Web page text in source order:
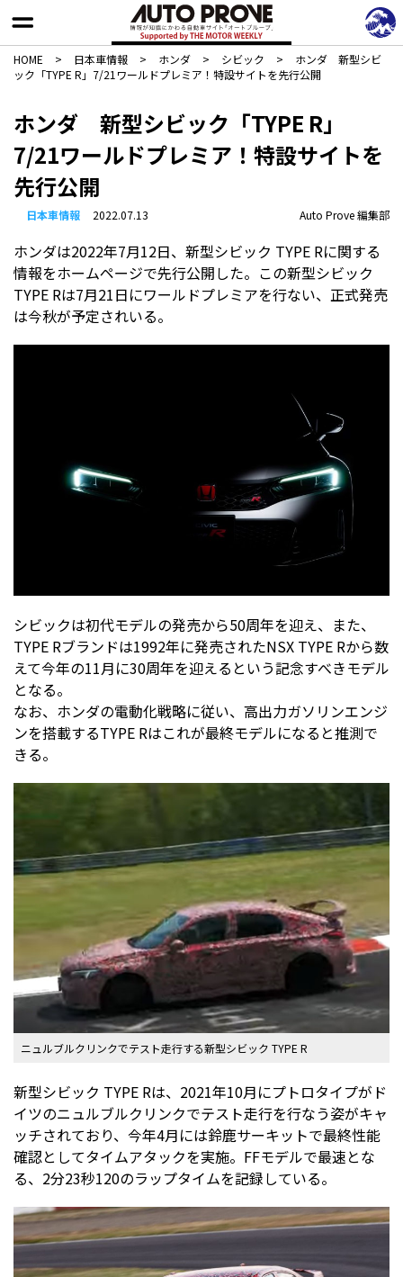
HOME > 日本車情報​ > ホンダ > シビック >
ホンダ 新型シビ
ック「TYPE R」7/21ワールドプレミア！特設サイトを先行公開
ホンダ 新型シビック「TYPE R」
7/21ワールドプレミア！特設サイトを
先行公開
日本車情報​ 2022.07.13 Auto Prove 編集部
ホンダは2022年7月12日、新型シビック TYPE Rに関する
情報をホームページで先行公開した。この新型シビック
TYPE Rは7月21日にワールドプレミアを行ない、正式発売
は今秋が予定されいる。
シビックは初代モデルの発売から50周年を迎え、また、
TYPE Rブランドは1992年に発売されたNSX TYPE Rから数
えて今年の11月に30周年を迎えるという記念すべきモデル
となる。
なお、ホンダの電動化戦略に従い、高出力ガソリンエンジ
ンを搭載するTYPE Rはこれが最終モデルになると推測で
きる。
ニュルブルクリンクでテスト走行する新型シビック TYPE R
新型シビック TYPE Rは、2021年10月にプトロタイプがド
イツのニュルブルクリンクでテスト走行を行なう姿がキャ
ッチされており、今年4月には鈴鹿サーキットで最終性能
確認としてタイムアタックを実施。FFモデルで最速とな
る、2分23秒120のラップタイムを記録している。